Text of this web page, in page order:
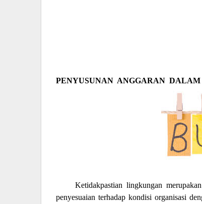
PENYUSUNAN ANGGARAN DALAM
Ketidakpastian lingkungan
penyesuaian terhadap kondisi organisasi